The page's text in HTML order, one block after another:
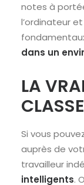
notes à
l’ordinateur
dans un
LA
Si vous
auprès de
travailleur
intelligents.